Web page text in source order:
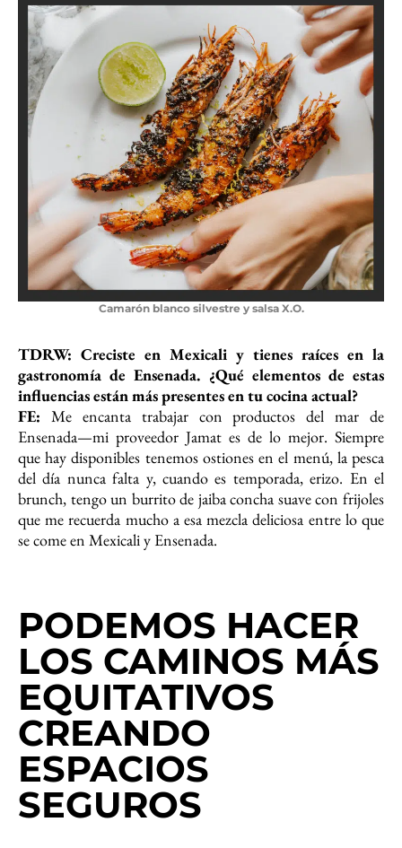
Camarón blanco silvestre y salsa X.O.
TDRW: Creciste en Mexicali y tienes raíces en la
gastronomía de Ensenada. ¿Qué elementos de estas
influencias están más presentes en tu cocina actual?
FE: Me encanta trabajar con productos del mar de
Ensenada—mi proveedor Jamat es de lo mejor. Siempre
que hay disponibles tenemos ostiones en el menú, la pesca
del día nunca falta y, cuando es temporada, erizo. En el
brunch, tengo un burrito de jaiba concha suave con frijoles
que me recuerda mucho a esa mezcla deliciosa entre lo que
se come en Mexicali y Ensenada.
PODEMOS HACER
LOS CAMINOS MÁS
EQUITATIVOS
CREANDO
ESPACIOS
SEGUROS